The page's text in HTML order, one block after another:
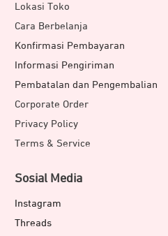
Lokasi Toko
Cara Berbelanja
Konfirmasi Pembayaran
Informasi Pengiriman
Pembatalan dan Pengembalian
Corporate Order
Privacy Policy
Terms & Service
Sosial Media
Instagram
Threads